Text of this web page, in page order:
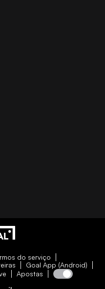
do serviço
Goal App (Android)
Apostas